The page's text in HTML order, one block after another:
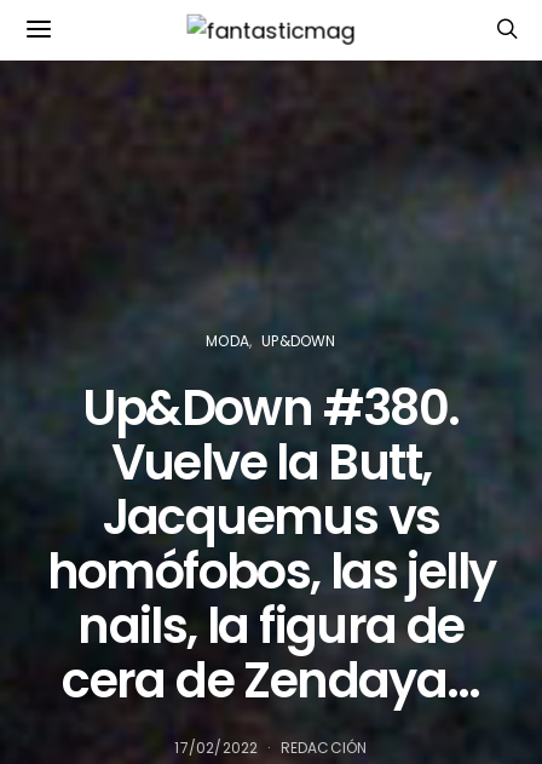
MODA UP&DOWN
Up&Down #380.
Vuelve la Butt,
Jacquemus vs
homófobos, las jelly
nails, la figura de
cera de Zendaya…
17/02/2022 REDACCIÓN